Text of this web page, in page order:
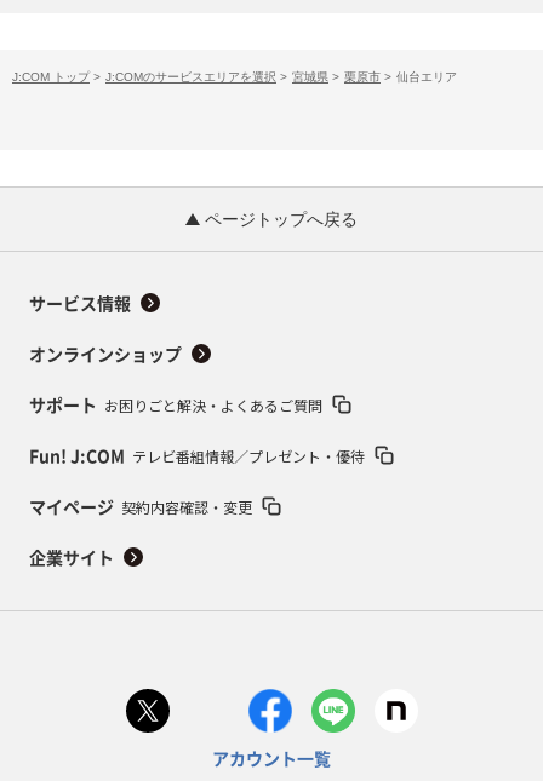
J:COM トップ > J:COMのサービスエリアを選択 > 宮城県 > 栗原市 > 仙台エリア
ページトップへ戻る
サービス情報
オンラインショップ
サポート お困りごと解決・よくあるご質問
Fun! J:COM テレビ番組情報／プレゼント・優待
マイページ 契約内容確認・変更
企業サイト
アカウント一覧